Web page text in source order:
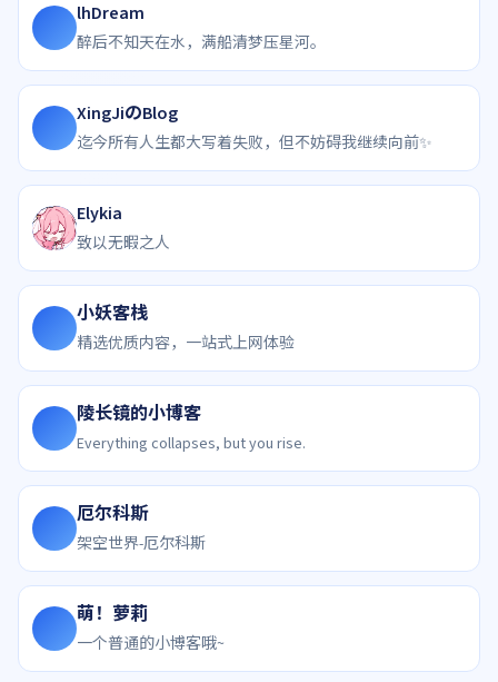
lhDream
醉后不知天在水，满船清梦压星河。
XingJiのBlog
迄今所有人生都大写着失败，但不妨碍我继续向前✨
Elykia
致以无暇之人
小妖客栈
精选优质内容，一站式上网体验
陵长镜的小博客
Everything collapses, but you rise.
厄尔科斯
架空世界-厄尔科斯
萌！萝莉
一个普通的小博客哦~